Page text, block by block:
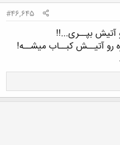
#46,645
آتیش بپــری...!!
رو آتیــش کبــاب میشــه!